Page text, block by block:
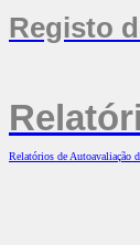
Registo
Relatórios de Autoavaliação